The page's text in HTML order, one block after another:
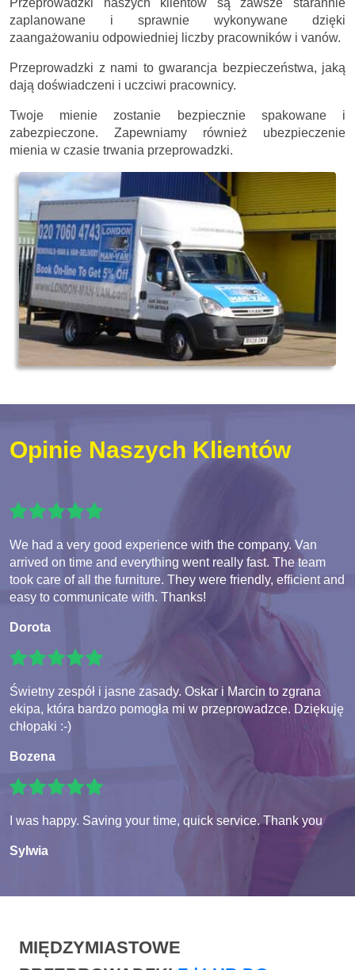
zaplanowane i sprawnie wykonywane dzięki
zaangażowaniu odpowiedniej liczby pracowników i vanów.
Przeprowadzki z nami to gwarancja bezpieczeństwa, jaką
dają doświadczeni i uczciwi pracownicy.
Twoje mienie zostanie bezpiecznie spakowane i
zabezpieczone. Zapewniamy również ubezpieczenie
mienia w czasie trwania przeprowadzki.
Opinie Naszych Klientów
We had a very good experience with the company. Van
arrived on time and everything went really fast. The team
took care of all the furniture. They were friendly, efficient and
easy to communicate with. Thanks!
Dorota
Świetny zespół i jasne zasady. Oskar i Marcin to zgrana
ekipa, która bardzo pomogła mi w przeprowadzce. Dziękuję
chłopaki :-)
Bozena
I was happy. Saving your time, quick service. Thank you
Sylwia
MIĘDZYMIASTOWE